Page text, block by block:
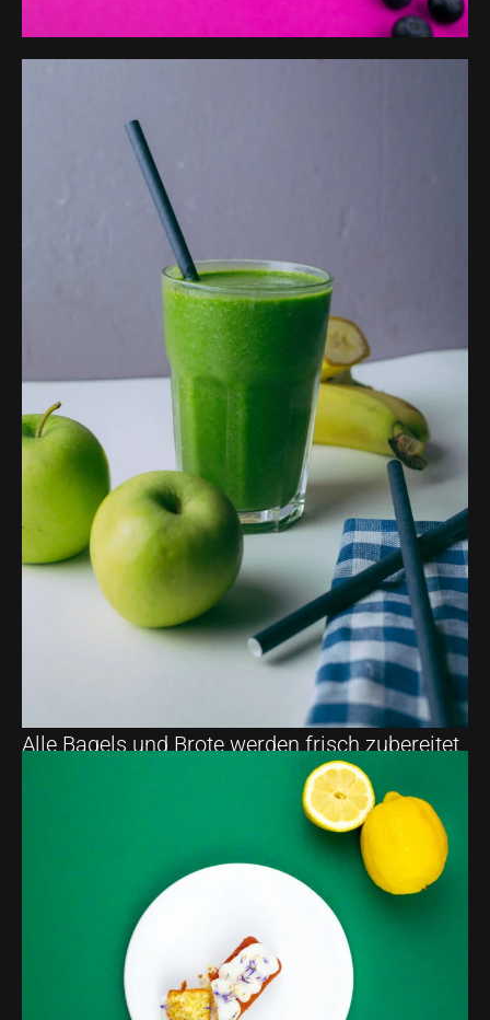
Alle Bagels und Brote werden frisch zubereitet